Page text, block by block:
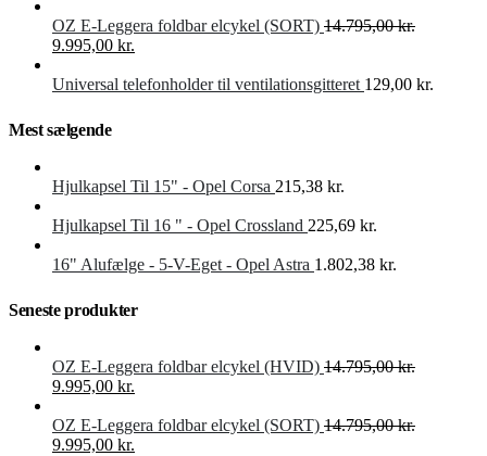
pris
var:
pris
OZ E-Leggera foldbar elcykel (SORT) 14.795,00kr.
Den
pris
14.795,00 kr..
9.995,00 kr.
pris
Universal telefonholder til ventilationsgitteret 129,00 kr.
Mest sælgende
Hjulkapsel Til 15" - Opel Corsa 215,38 kr.
Hjulkapsel Til 16 " - Opel Crossland 225,69 kr.
16" Alufælge - 5-V-Eget - Opel Astra 1.802,38 kr.
Seneste produkter
OZ E-Leggera foldbar elcykel (HVID) 14.795,00kr.
Den
pris
var:
9.995,00 kr.
pris
OZ E-Leggera foldbar elcykel (SORT) 14.795,00kr.
Den
9.995,00 kr.